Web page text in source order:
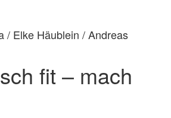
/ Elke Häublein / Andreas
fit – mach